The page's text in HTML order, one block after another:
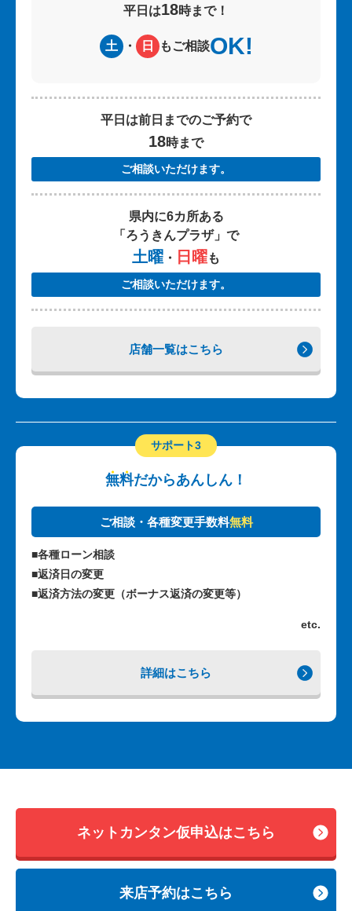
平日は18時まで！
土 ・ 日 もご相談OK!
平日は前日までのご予約で
18時まで
ご相談いただけます。
県内に6カ所ある
「ろうきんプラザ」で
土曜 ・ 日曜も
ご相談いただけます。
店舗一覧はこちら
サポート3
無料だからあんしん！
ご相談・各種変更手数料無料
■各種ローン相談
■返済日の変更
■返済方法の変更（ボーナス返済の変更等）
etc.
詳細はこちら
ネットカンタン仮申込はこちら
来店予約はこちら